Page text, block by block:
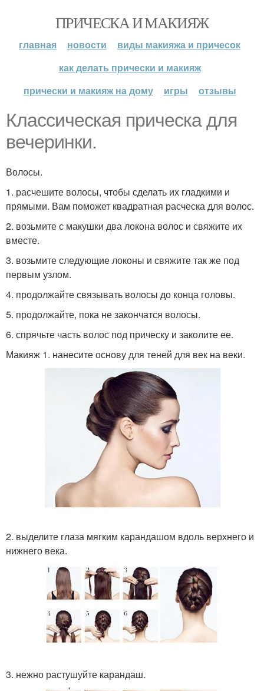
ПРИЧЕСКА И МАКИЯЖ
главная новости
виды макияжа и причесок
как делать прически и макияж
прически и макияж на дому
игры отзывы
Классическая прическа для
вечеринки.
Волосы.
1. расчешите волосы, чтобы сделать их гладкими и
прямыми. Вам поможет квадратная расческа для волос.
2. возьмите с макушки два локона волос и свяжите их
вместе.
3. возьмите следующие локоны и свяжите так же под
первым узлом.
4. продолжайте связывать волосы до конца головы.
5. продолжайте, пока не закончатся волосы.
6. спрячьте часть волос под прическу и заколите ее.
Макияж 1. нанесите основу для теней для век на веки.
2. выделите глаза мягким карандашом вдоль верхнего и
нижнего века.
3. нежно растушуйте карандаш.